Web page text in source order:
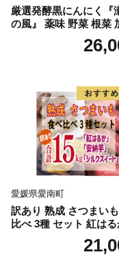
厳選発酵黒にんにく『
の風』 薬味 野菜 根菜
愛媛県愛南町
訳あり 熟成 さつまい
比べ 3種 セット 紅はる
納芋 シルクスイート 合
kg サイズ混合 サツマ